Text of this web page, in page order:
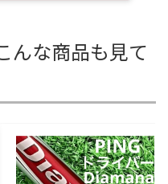
んな商品も見て